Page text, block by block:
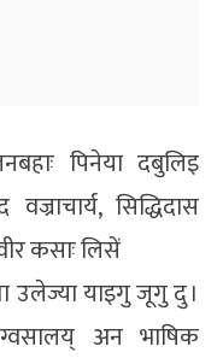
पिनेया दबुलिइ
सिद्धिदास
कसाः लिसें
उलेज्या याइगु जूगु दु ।
ग्वसालय् अन भाषिक